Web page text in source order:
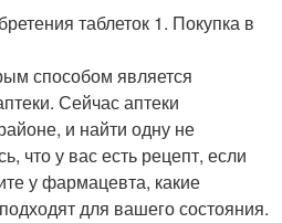
таблеток 1. Покупка в
способом является
Сейчас аптеки
и найти одну не
что у вас есть рецепт, если
у фармацевта, какие
для вашего состояния.